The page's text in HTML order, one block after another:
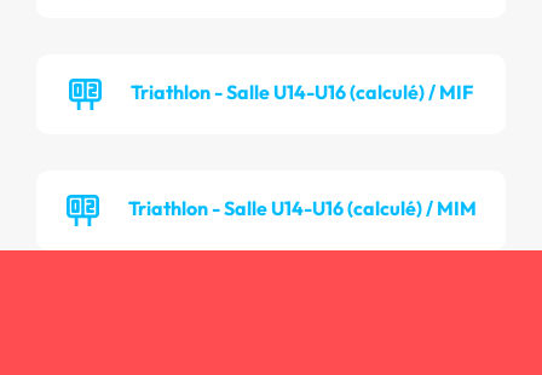
Triathlon - Salle U14-U16 (calculé) / MIF
Triathlon - Salle U14-U16 (calculé) / MIM